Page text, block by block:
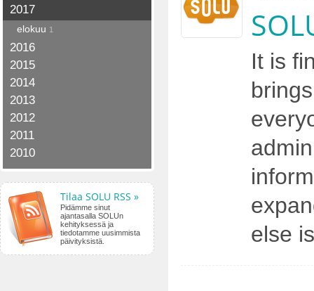
2017
elokuu 1
2016
2015
2014
2013
2012
2011
2010
Tilaa SOLU RSS »
Pidämme sinut
ajantasalla SOLUn
kehityksessä ja
tiedotamme uusimmista
päivityksistä.
It is
else